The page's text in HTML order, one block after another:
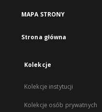
MAPA STRONY
Strona główna
Kolekcje
Kolekcje instytucji
Kolekcje osób prywatnych